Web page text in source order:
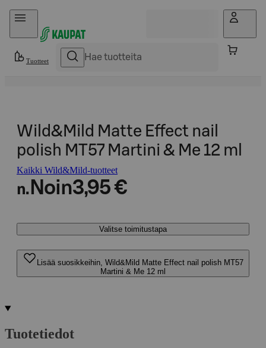
Hyppää sisältöön
Tuotteet
Wild&Mild Matte Effect nail
polish MT57 Martini & Me 12 ml
Kaikki Wild&Mild-tuotteet
n. Noin3,95 €
Valitse toimitustapa
Lisää suosikkeihin, Wild&Mild Matte Effect nail polish MT57
Martini & Me 12 ml
Tuotetiedot